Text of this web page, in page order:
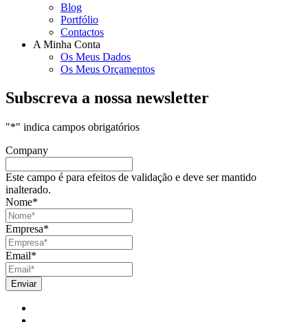
Blog
Portfólio
Contactos
A Minha Conta
Os Meus Dados
Os Meus Orçamentos
Subscreva a nossa newsletter
"*" indica campos obrigatórios
Company
Este campo é para efeitos de validação e deve ser mantido
inalterado.
Nome*
Empresa*
Email*